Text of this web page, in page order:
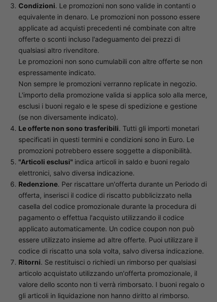
Condizioni. Le promozioni non sono valide in contanti o
equivalente in denaro. Le promozioni non possono essere
applicate ad acquisti precedenti né combinate con altre
offerte o sconti incluso l'adeguamento dei prezzi di
qualsiasi altro rivenditore.
Le promozioni non sono cumulabili con altre offerte se non
espressamente indicato.
Non sempre le promozioni verranno replicate in negozio.
L'importo della promozione valida si applica solo alla merce,
esclusi i buoni regalo e le spese di spedizione e gestione
(se non diversamente indicato).
Le offerte non sono trasferibili. Tutti gli importi monetari
specificati in questi termini e condizioni sono in Euro. Le
promozioni potrebbero essere soggette a disponibilità.
"Articoli esclusi" indica articoli in saldo e buoni regalo
elettronici, salvo diversa indicazione.
Redenzione. Per riscattare un'offerta durante un Periodo di
offerta, inserisci il codice di riscatto pubblicizzato nella
casella del codice promozionale durante la procedura di
pagamento o effettua l'acquisto utilizzando il codice
applicato automaticamente. Un codice coupon non può
essere utilizzato insieme ad altre offerte. Puoi utilizzare il
codice di riscatto una sola volta, salvo diversa indicazione.
Ritorni. Se restituisci o richiedi un rimborso per qualsiasi
articolo acquistato utilizzando un'offerta promozionale, il
valore dello sconto non ti verrà rimborsato. I buoni regalo o
gli articoli in liquidazione non hanno diritto al rimborso.